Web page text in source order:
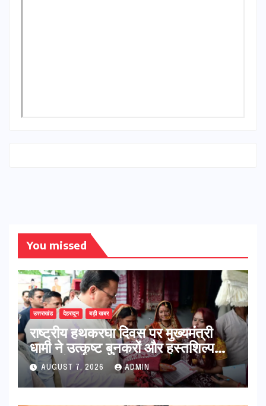
You missed
उत्तराखंड देहरादून बड़ी खबर
राष्ट्रीय हथकरघा दिवस पर मुख्यमंत्री
धामी ने उत्कृष्ट बुनकरों और हस्तशिल्प
कारीगरों को किया सम्मानित
AUGUST 7, 2026 ADMIN